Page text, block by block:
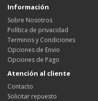
Información
Sobre Nosotros
Política de privacidad
Terminos y Condiciones
Opciones de Envio
Opciones de Pago
Atención al cliente
Contacto
Solicitar repuesto